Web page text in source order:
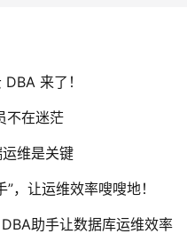
来了！
不在迷茫
维是关键
，让运维效率嗖嗖地！
助手让数据库运维效率